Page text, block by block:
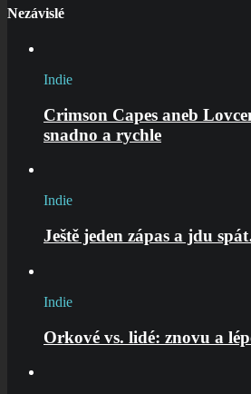
Nezávislé
Indie
Crimson Capes aneb
snadno a rychle
Indie
Ještě jeden zápas a jdu
Indie
Orkové vs. lidé: znovu a